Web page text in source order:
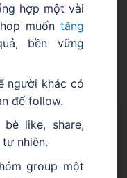
hợp một vài
muốn tăng
bền vững
người khác có
để follow.
like, share,
nhiên.
group một